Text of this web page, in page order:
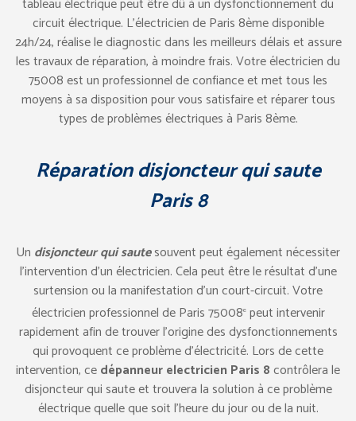
tableau électrique peut être dû à un dysfonctionnement du
circuit électrique. L’électricien de Paris 8ème disponible
24h/24, réalise le diagnostic dans les meilleurs délais et assure
les travaux de réparation, à moindre frais. Votre électricien du
75008 est un professionnel de confiance et met tous les
moyens à sa disposition pour vous satisfaire et réparer tous
types de problèmes électriques à Paris 8ème.
Réparation disjoncteur qui saute
Paris 8
Un disjoncteur qui sautesouvent peut également nécessiter
l’intervention d’un électricien. Cela peut être le résultat d’une
surtension ou la manifestation d’un court-circuit. Votre
électricien professionnel de Paris 75008epeut intervenir
rapidement afin de trouver l’origine des dysfonctionnements
qui provoquent ce problème d’électricité. Lors de cette
intervention, cedépanneur electricien Paris 8contrôlera le
disjoncteur qui saute et trouvera la solution à ce problème
électrique quelle que soit l’heure du jour ou de la nuit.